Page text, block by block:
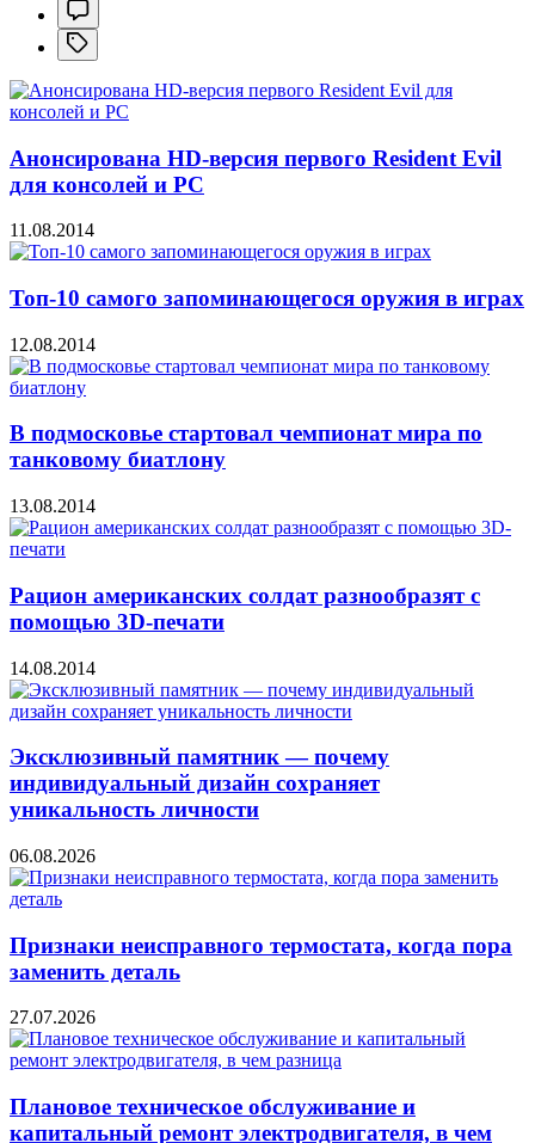
Анонсирована HD-версия первого Resident Evil
для консолей и PC
11.08.2014
Топ-10 самого запоминающегося оружия в играх
12.08.2014
В подмосковье стартовал чемпионат мира по
танковому биатлону
13.08.2014
Рацион американских солдат разнообразят с
помощью 3D-печати
14.08.2014
Эксклюзивный памятник — почему
индивидуальный дизайн сохраняет
уникальность личности
06.08.2026
Признаки неисправного термостата, когда пора
заменить деталь
27.07.2026
Плановое техническое обслуживание и
капитальный ремонт электродвигателя, в чем